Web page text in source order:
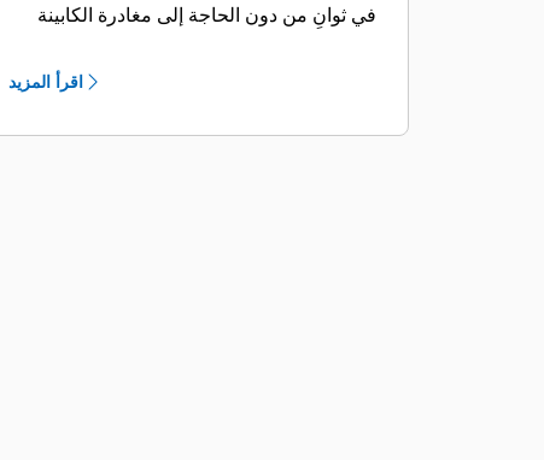
في ثوانٍ من دون الحاجة إلى مغادرة الكابينة
كما أن الجرافات التي يمكن تثبيتها مباشرة
بالماكينة بمسامير تتوافق مع قارنات
التوصيل ذات مسمار الإمساك من Cat ‎،
اقرأ المزيد